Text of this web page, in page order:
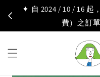
✦ 自 2024 / 10 / 16 起
費）之訂